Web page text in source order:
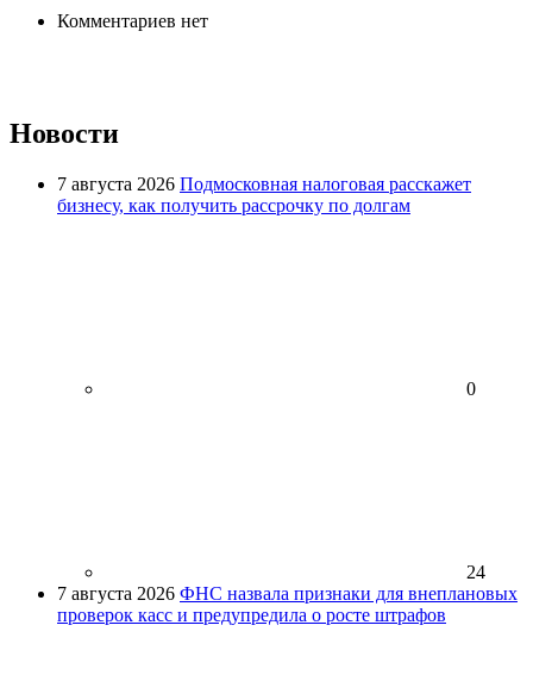
Комментариев нет
Новости
7 августа 2026 Подмосковная налоговая расскажет
бизнесу, как получить рассрочку по долгам
0
24
7 августа 2026 ФНС назвала признаки для внеплановых
проверок касс и предупредила о росте штрафов